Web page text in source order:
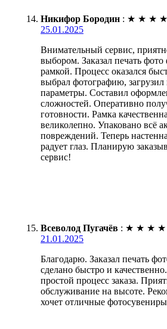
Никифор Бородин : ★ ★ ★ ★
25.01.2025
Внимательный сервис,
выбором. Заказал печать
рамкой. Процесс оказался
выбрал фотографию, загрузил
параметры. Составил
сложностей. Оперативно
готовности. Рамка
великолепно. Упаковано всё
повреждений. Теперь
радует глаз. Планирую
сервис!
Всеволод Пугачёв : ★ ★ ★ ★
21.01.2025
Благодарю. Заказал печать
сделано быстро и
простой процесс заказа.
обслуживание на высоте.
хочет отличные